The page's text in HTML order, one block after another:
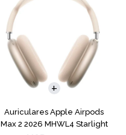
Auriculares Apple Airpods
Max 2 2026 MHWL4 Starlight